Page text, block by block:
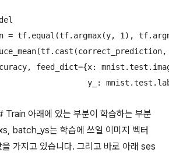
= tf.equal(tf.argmax(y, 1),
feed_dict={x:
Train 아래에 있는 부분이 학습하는 부분
batch_ys는 학습에 쓰일 이미지 벡터
가지고 있습니다. 그리고 바로 아래 ses